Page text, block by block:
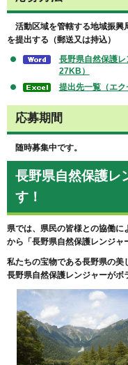
活動区域を管轄する地域振興
を提出する（郵送又は持込）
長野県自然保護
27KB）
提出先一覧（エク
応募期間
随時募集中です。
長野県自然保護レ
す！
県では、県民の皆様との協働
から「長野県自然保護レンジャ
私たちの宝物である長野県の美
長野県自然保護レンジャーがボ